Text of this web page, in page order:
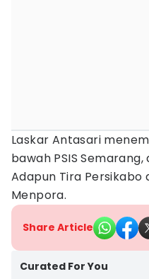
Laskar Antasari
bawah PSIS
Adapun Tira Persikabo
Menpora.
Share Article
Curated For You